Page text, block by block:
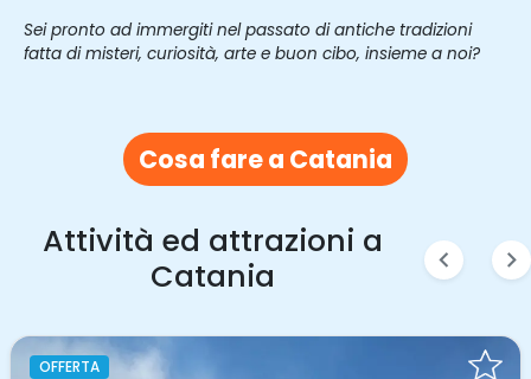
Sei pronto ad immergiti nel passato di antiche tradizioni
fatta di misteri, curiosità, arte e buon cibo, insieme a noi?
Cosa fare a Catania
Attività ed attrazioni a
Catania
chevron_left chevron_right
OFFERTA